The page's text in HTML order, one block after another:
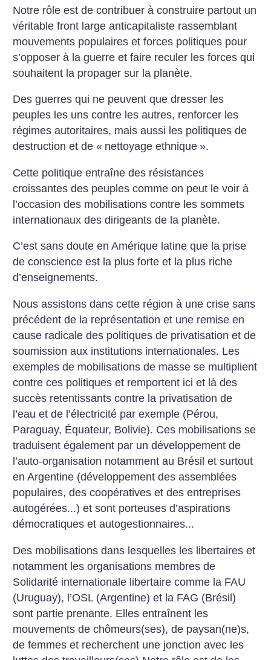
Notre rôle est de contribuer à construire partout un
véritable front large anticapitaliste rassemblant
mouvements populaires et forces politiques pour
s’opposer à la guerre et faire reculer les forces qui
souhaitent la propager sur la planète.
Des guerres qui ne peuvent que dresser les
peuples les uns contre les autres, renforcer les
régimes autoritaires, mais aussi les politiques de
destruction et de « nettoyage ethnique ».
Cette politique entraîne des résistances
croissantes des peuples comme on peut le voir à
l’occasion des mobilisations contre les sommets
internationaux des dirigeants de la planète.
C’est sans doute en Amérique latine que la prise
de conscience est la plus forte et la plus riche
d’enseignements.
Nous assistons dans cette région à une crise sans
précédent de la représentation et une remise en
cause radicale des politiques de privatisation et de
soumission aux institutions internationales. Les
exemples de mobilisations de masse se multiplient
contre ces politiques et remportent ici et là des
succès retentissants contre la privatisation de
l’eau et de l’électricité par exemple (Pérou,
Paraguay, Équateur, Bolivie). Ces mobilisations se
traduisent également par un développement de
l’auto-organisation notamment au Brésil et surtout
en Argentine (développement des assemblées
populaires, des coopératives et des entreprises
autogérées...) et sont porteuses d’aspirations
démocratiques et autogestionnaires...
Des mobilisations dans lesquelles les libertaires et
notamment les organisations membres de
Solidarité internationale libertaire comme la FAU
(Uruguay), l’OSL (Argentine) et la FAG (Brésil)
sont partie prenante. Elles entraînent les
mouvements de chômeurs(ses), de paysan(ne)s,
de femmes et recherchent une jonction avec les